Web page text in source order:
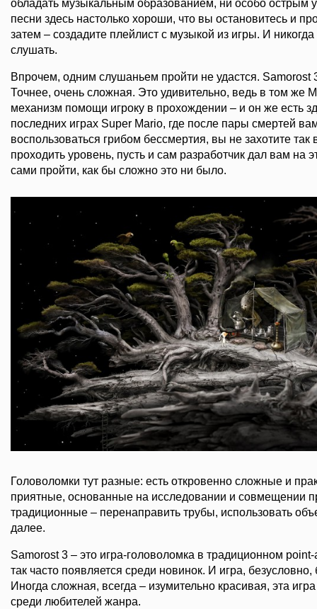
обладать музыкальным образованием, ни особо острым
песни здесь настолько хороши, что вы остановитесь и
затем – создадите плейлист с музыкой из игры. И никогда
слушать.
Впрочем, одним слушаньем пройти не удастся. Samorost
Точнее, очень сложная. Это удивительно, ведь в том же
механизм помощи игроку в прохождении – и он же есть
последних играх Super Mario, где после пары смертей
воспользоваться грибом бессмертия, вы не захотите так
проходить уровень, пусть и сам разработчик дал вам на
сами пройти, как бы сложно это ни было.
Головоломки тут разные: есть откровенно сложные и
приятные, основанные на исследовании и совмещении
традиционные – перенаправить трубы, использовать
далее.
Samorost 3 – это игра-головоломка в традиционном
так часто появляется среди новинок. И игра, безусловно,
Иногда сложная, всегда – изумительно красивая, эта
среди любителей жанра.